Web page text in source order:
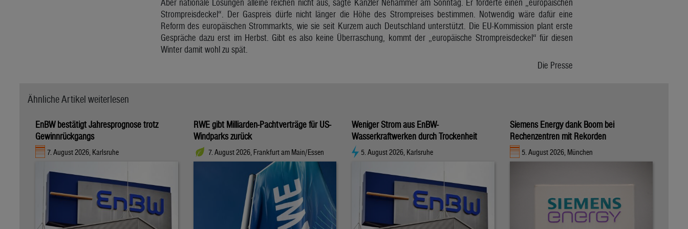
Strompreisdeckel“. Der Gaspreis dürfe nicht länger die Höhe des Strompreises bestimmen. Notwendig wäre dafür eine
Reform des europäischen Strommarkts, wie sie seit Kurzem auch Deutschland unterstützt. Die EU-Kommission plant erste
Gespräche dazu erst im Herbst. Gibt es also keine Überraschung, kommt der „europäische Strompreisdeckel“ für diesen
Winter damit wohl zu spät.
Die Presse
Ähnliche Artikel weiterlesen
EnBW bestätigt Jahresprognose trotz
Gewinnrückgangs
7. August 2026, Karlsruhe
RWE gibt Milliarden-Pachtverträge für US-
Windparks zurück
7. August 2026, Frankfurt am Main/Essen
Weniger Strom aus EnBW-
Wasserkraftwerken durch Trockenheit
5. August 2026, Karlsruhe
Siemens Energy dank Boom bei
Rechenzentren mit Rekorden
5. August 2026, München